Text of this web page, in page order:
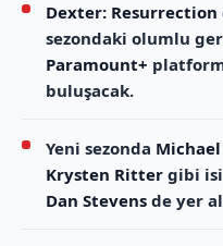
Dexter: Resurrection
sezondaki olumlu
Paramount+
buluşacak.
Yeni sezonda Michael
Krysten Ritter gibi
Dan Stevens de yer